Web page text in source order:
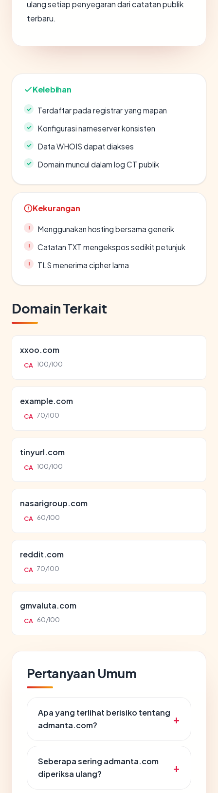
ulang setiap penyegaran dari catatan publik
terbaru.
Kelebihan
Terdaftar pada registrar yang mapan
Konfigurasi nameserver konsisten
Data WHOIS dapat diakses
Domain muncul dalam log CT publik
Kekurangan
Menggunakan hosting bersama generik
Catatan TXT mengekspos sedikit petunjuk
TLS menerima cipher lama
Domain Terkait
xxoo.com
CA 100/100
example.com
CA 70/100
tinyurl.com
CA 100/100
nasarigroup.com
CA 60/100
reddit.com
CA 70/100
gmvaluta.com
CA 60/100
Pertanyaan Umum
Apa yang terlihat berisiko tentang
admanta.com?
Seberapa sering admanta.com
diperiksa ulang?